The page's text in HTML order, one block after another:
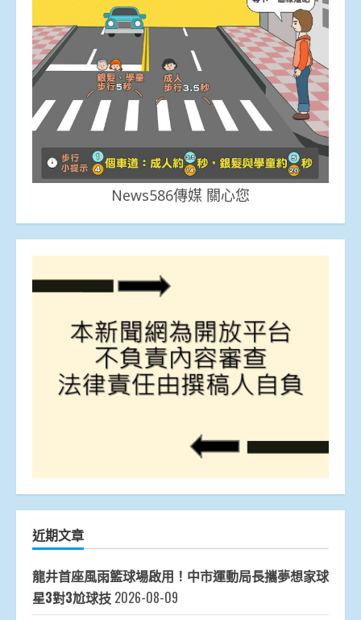
News586傳媒 關心您
近期文章
龍井首座風雨籃球場啟用！中市運動局長攜夢想家球
星3對3尬球技 2026-08-09